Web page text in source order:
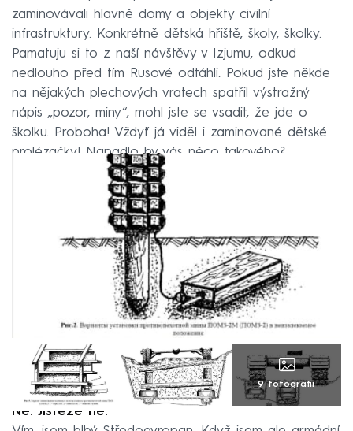
zaminovávali hlavně domy a objekty civilní
infrastruktury. Konkrétně dětská hřiště, školy, školky.
Pamatuju si to z naší návštěvy v Izjumu, odkud
nedlouho před tím Rusové odtáhli. Pokud jste někde
na nějakých plechových vratech spatřil výstražný
nápis „pozor, miny“, mohl jste se vsadit, že jde o
školku. Proboha! Vždyť já viděl i zaminované dětské
prolézačky! Napadlo by vás něco takového?
9 fotografií
Ne. Jistěže ne.